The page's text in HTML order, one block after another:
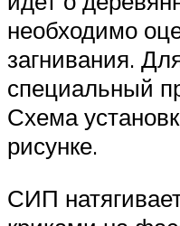
необходимо
загнивания.
специальный
Схема
рисунке.
СИП